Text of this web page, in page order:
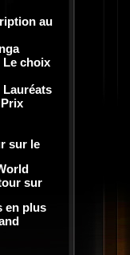
au
Le choix
Lauréats
sur le
sur
en plus